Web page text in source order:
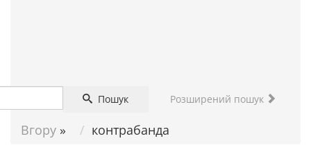
Пошук Розширений пошук
Вгору » контрабанда